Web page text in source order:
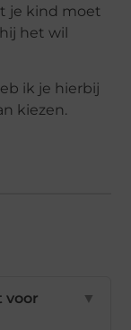
je kind moet
het wil
ik je hierbij
kiezen.
voor
▼